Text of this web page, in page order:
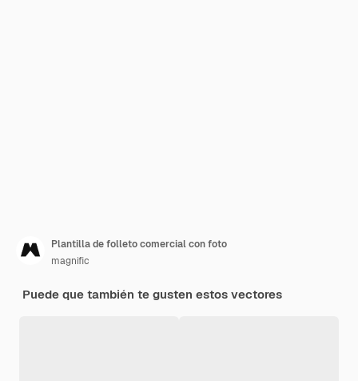
Plantilla de folleto comercial con foto
magnific
Puede que también te gusten estos vectores